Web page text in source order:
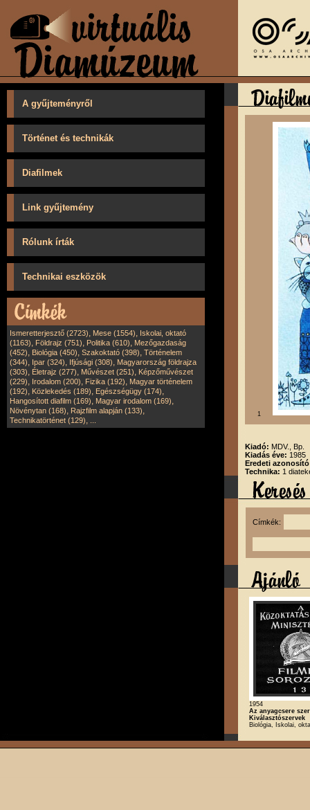
A gyűjteményről
Történet és technikák
Diafilmek
Link gyűjtemény
Rólunk írták
Technikai eszközök
Ismeretterjesztő (2723), Mese (1554), Iskolai, oktató
(1163), Földrajz (751), Politika (610), Mezőgazdaság
(452), Biológia (450), Szakoktató (398), Történelem
(344), Ipar (324), Ifjúsági (308), Magyarország földrajza
(303), Életrajz (277), Művészet (251), Képzőművészet
(229), Irodalom (200), Fizika (192), Magyar történelem
(192), Közlekedés (189), Egészségügy (174),
Hangosított diafilm (169), Magyar irodalom (169),
Növénytan (168), Rajzfilm alapján (133),
Technikatörténet (129),
1
Kiadó: MDV., Bp.
Kiadás éve: 1985
Eredeti
Technika: 1
Címkék:
1954
Az anyagcsere
Kiválasztószervek
Biológia, Iskolai,